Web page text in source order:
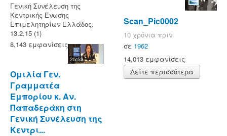
Γενική Συνέλευση της
Κεντρικής Ένωσης
Επιμελητηρίων Ελλάδος,
13.2.15 (1)
8,143 εμφανίσεις
25:53
Ομιλία Γεν.
Γραμματέα
Εμπορίου κ. Αν.
Παπαδεράκη στη
Γενική Συνέλευση της
Κεντρι...
Scan_Pic0002
10 χρόνια πριν
σε 1962
14,013 εμφανίσεις
Δείτε περισσότερα